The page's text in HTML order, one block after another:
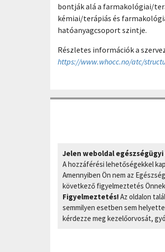
bontják alá a farmakológiai/
kémiai/terápiás és
hatóanyagcsoport szintje.
Részletes információk a
https://www.whocc.no/atc/
Jelen weboldal
A hozzáférési lehetőségekkel
Amennyiben Ön nem az
következő figyelmeztetés
Figyelmeztetés!Az oldalon
semmilyen esetben sem
kérdezze meg kezelőorvosát,